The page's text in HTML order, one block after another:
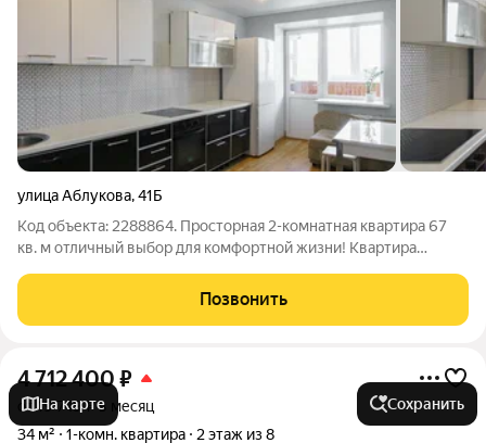
улица Аблукова,41Б
Код объекта: 2288864. Просторная 2-комнатная квартира 67
кв. м отличный выбор для комфортной жизни! Квартира
солнечной стороне в комнатах всегда светло и уютно
идеально для тех, кто ценит
Позвонить
4 712 400₽
от 19 749 ₽ в месяц
34 м²
1-комн. квартира 2 этаж из 8
На карте Сохранить